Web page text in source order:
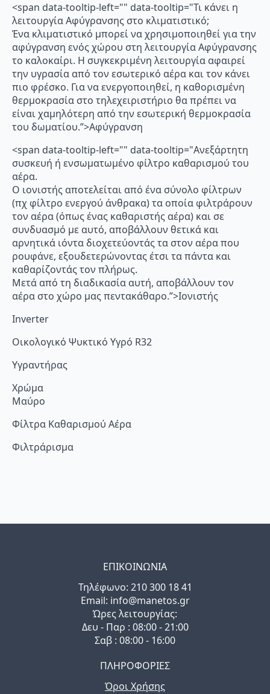
<span data-tooltip-left="" data-tooltip="Τι κάνει η
λειτουργία Αφύγρανσης στο κλιματιστικό;
Ένα κλιματιστικό μπορεί να χρησιμοποιηθεί για την
αφύγρανση ενός χώρου στη λειτουργία Αφύγρανσης
το καλοκαίρι. Η συγκεκριμένη λειτουργία αφαιρεί
την υγρασία από τον εσωτερικό αέρα και τον κάνει
πιο φρέσκο. Για να ενεργοποιηθεί, η καθορισμένη
θερμοκρασία στο τηλεχειριστήριο θα πρέπει να
είναι χαμηλότερη από την εσωτερική θερμοκρασία
του δωματίου.”>Αφύγρανση
<span data-tooltip-left="" data-tooltip="Ανεξάρτητη
συσκευή ή ενσωματωμένο φίλτρο καθαρισμού του
αέρα.
Ο ιονιστής αποτελείται από ένα σύνολο φίλτρων
(πχ φίλτρο ενεργού άνθρακα) τα οποία φιλτράρουν
τον αέρα (όπως ένας καθαριστής αέρα) και σε
συνδυασμό με αυτό, αποβάλλουν θετικά και
αρνητικά ιόντα διοχετεύοντάς τα στον αέρα που
ρουφάνε, εξουδετερώνοντας έτσι τα πάντα και
καθαρίζοντάς τον πλήρως.
Μετά από τη διαδικασία αυτή, αποβάλλουν τον
αέρα στο χώρο μας πεντακάθαρο.”>Ιονιστής
Inverter
Οικολογικό Ψυκτικό Υγρό R32
Υγραντήρας
Χρώμα
Μαύρο
Φίλτρα Καθαρισμού Αέρα
Φιλτράρισμα
ΕΠΙΚΟΙΝΩΝΙΑ
Τηλέφωνo: 210 300 18 41
Email: info@manetos.gr
Ώρες λειτουργίας:
Δευ - Παρ : 08:00 - 21:00
Σαβ : 08:00 - 16:00
ΠΛΗΡΟΦΟΡΙΕΣ
Όροι Χρήσης